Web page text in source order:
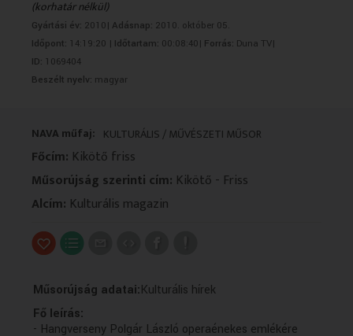
(korhatár nélkül)
Gyártási év: 2010| Adásnap: 2010. október 05.
Időpont: 14:19:20 | Időtartam: 00:08:40| Forrás: Duna TV|
ID: 1069404
Beszélt nyelv: magyar
NAVA műfaj: KULTURÁLIS / MŰVÉSZETI MŰSOR
Főcím: Kikötő friss
Műsorújság szerinti cím: Kikötő - Friss
Alcím: Kulturális magazin
Műsorújság adatai:Kulturális hírek
Fő leírás:
- Hangverseny Polgár László operaénekes emlékére